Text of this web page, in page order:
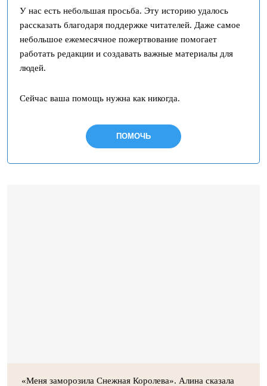
У нас есть небольшая просьба. Эту историю удалось
рассказать благодаря поддержке читателей. Даже самое
небольшое ежемесячное пожертвование помогает
работать редакции и создавать важные материалы для
людей.
Сейчас ваша помощь нужна как никогда.
ПОМОЧЬ
«Меня заморозила Снежная Королева». Алина сказала